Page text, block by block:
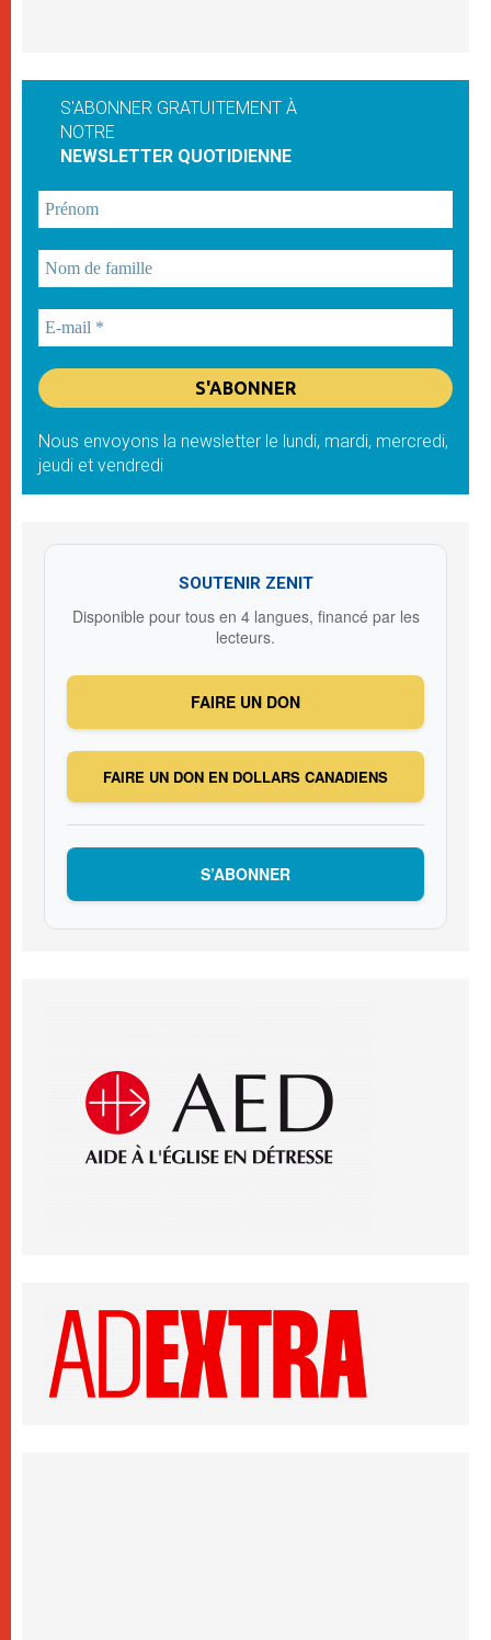
S'ABONNER GRATUITEMENT À
NOTRE
NEWSLETTER QUOTIDIENNE
Nous envoyons la newsletter le lundi, mardi, mercredi,
jeudi et vendredi
SOUTENIR ZENIT
Disponible pour tous en 4 langues, financé par les
lecteurs.
FAIRE UN DON
FAIRE UN DON EN DOLLARS CANADIENS
S’ABONNER